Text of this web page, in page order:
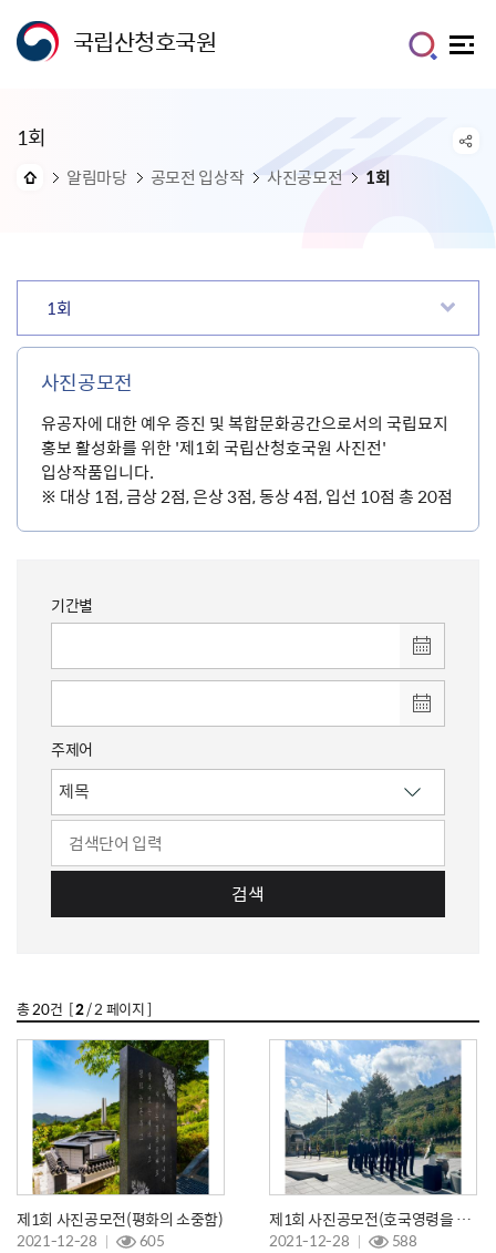
국립산청호국원
1회
알림마당 공모전 입상작 사진공모전 1회
1회
사진공모전
유공자에 대한 예우 증진 및 복합문화공간으로서의 국립묘지
홍보 활성화를 위한 '제1회 국립산청호국원 사진전'
입상작품입니다.
※ 대상 1점, 금상 2점, 은상 3점, 동상 4점, 입선 10점 총 20점
기간별
주제어
검색
총20건 [2/ 2 페이지 ]
제1회 사진공모전(평화의 소중함)
2021-12-28 605
제1회 사진공모전(호국영령을 위한 참배)
2021-12-28 588